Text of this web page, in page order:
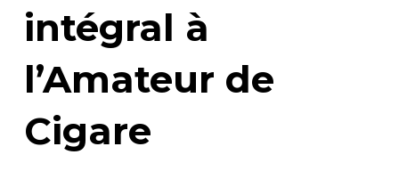
intégral à
l’Amateur de
Cigare